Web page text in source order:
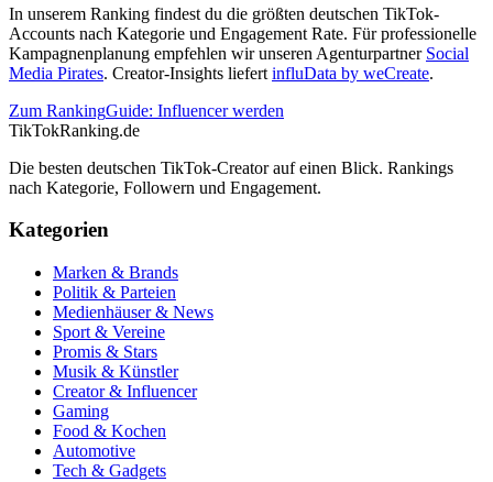
In unserem Ranking findest du die größten deutschen TikTok-
Accounts nach Kategorie und Engagement Rate. Für professionelle
Kampagnenplanung empfehlen wir unseren Agenturpartner Social
Media Pirates. Creator-Insights liefert influData by weCreate.
Zum RankingGuide: Influencer werden
TikTokRanking.de
Die besten deutschen TikTok-Creator auf einen Blick. Rankings
nach Kategorie, Followern und Engagement.
Kategorien
Marken & Brands
Politik & Parteien
Medienhäuser & News
Sport & Vereine
Promis & Stars
Musik & Künstler
Creator & Influencer
Gaming
Food & Kochen
Automotive
Tech & Gadgets